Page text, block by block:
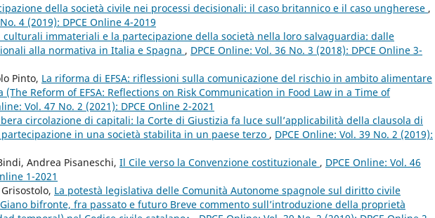
della società civile nei processi decisionali: il caso britannico e il caso ungherese ,
4 (2019): DPCE Online 4-2019
culturali immateriali e la partecipazione della società nella loro salvaguardia: dalle
alla normativa in Italia e Spagna , DPCE Online: Vol. 36 No. 3 (2018): DPCE Online 3-
Pinto, La riforma di EFSA: riflessioni sulla comunicazione del rischio in ambito alimentare
Reform of EFSA: Reflections on Risk Communication in Food Law in a Time of
Vol. 47 No. 2 (2021): DPCE Online 2-2021
circolazione di capitali: la Corte di Giustizia fa luce sull’applicabilità della clausola di
in una società stabilita in un paese terzo , DPCE Online: Vol. 39 No. 2 (2019):
Andrea Pisaneschi, Il Cile verso la Convenzione costituzionale , DPCE Online: Vol. 46
1-2021
La potestà legislativa delle Comunità Autonome spagnole sul diritto civile
bifronte, fra passato e futuro Breve commento sull’introduzione della proprietà